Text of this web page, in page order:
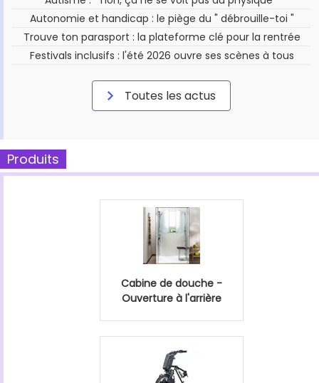
Autonomie et handicap : le piège du " débrouille-toi "
Trouve ton parasport : la plateforme clé pour la rentrée
Festivals inclusifs : l'été 2026 ouvre ses scènes à tous
Toutes les actus
Produits
Cabine de douche -
Ouverture à l'arrière